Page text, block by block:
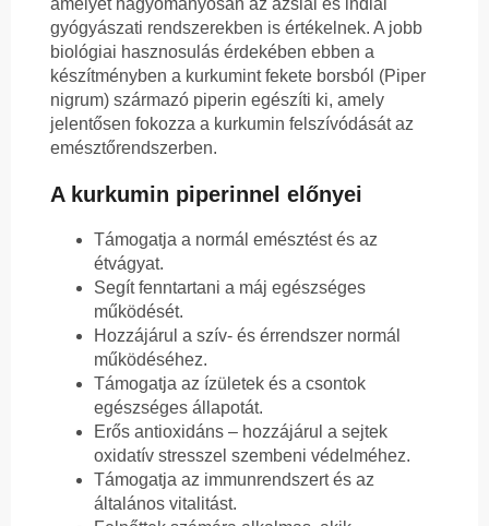
gyógyászati rendszerekben is értékelnek. A jobb
biológiai hasznosulás érdekében ebben a
készítményben a kurkumint fekete borsból (Piper
nigrum) származó piperin egészíti ki, amely
jelentősen fokozza a kurkumin felszívódását az
emésztőrendszerben.
A kurkumin piperinnel előnyei
Támogatja a normál emésztést és az
étvágyat.
Segít fenntartani a máj egészséges
működését.
Hozzájárul a szív- és érrendszer normál
működéséhez.
Támogatja az ízületek és a csontok
egészséges állapotát.
Erős antioxidáns – hozzájárul a sejtek
oxidatív stresszel szembeni védelméhez.
Támogatja az immunrendszert és az
általános vitalitást.